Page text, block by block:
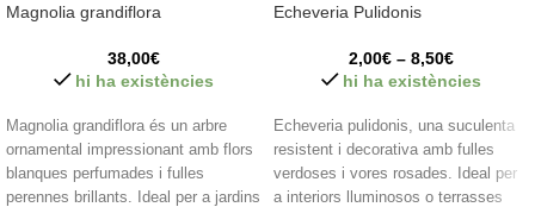
Magnolia grandiflora
38,00€
hi ha existències
Magnolia grandiflora és un arbre
ornamental impressionant amb flors
blanques perfumades i fulles
perennes brillants. Ideal per a jardins
Echeveria Pulidonis
2,00€ – 8,50€
hi ha existències
Echeveria pulidonis, una suculenta
resistent i decorativa amb fulles
verdoses i vores rosades. Ideal per
a interiors lluminosos o terrasses